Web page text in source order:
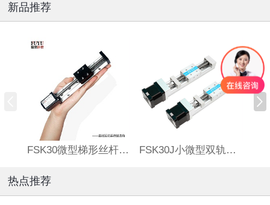
新品推荐
FSK30微型梯形丝杆滑台 FSK30J小微型双轨丝杆直线模组
热点推荐